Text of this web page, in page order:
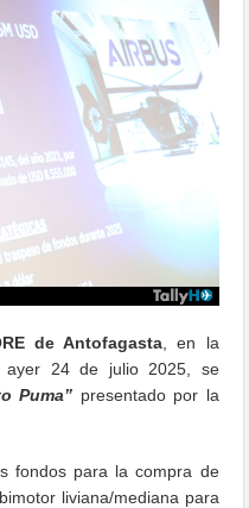
de Antofagasta , en la
ayer 24 de julio 2025, se
Puma” presentado por la
fondos para la compra de
liviana/mediana para